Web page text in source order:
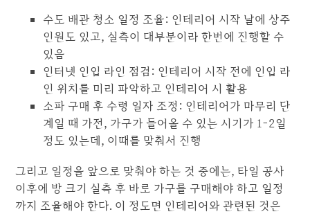
수도 배관 청소 일정 조율: 인테리어 시작 날에 상주
인원도 있고, 실측이 대부분이라 한번에 진행할 수
있음
인터넷 인입 라인 점검: 인테리어 시작 전에 인입 라
인 위치를 미리 파악하고 인테리어 시 활용
소파 구매 후 수령 일자 조정: 인테리어가 마무리 단
계일 때 가전, 가구가 들어올 수 있는 시기가 1-2일
정도 있는데, 이때를 맞춰서 진행
그리고 일정을 앞으로 맞춰야 하는 것 중에는, 타일 공사
이후에 방 크기 실측 후 바로 가구를 구매해야 하고 일정
까지 조율해야 한다. 이 정도면 인테리어와 관련된 것은